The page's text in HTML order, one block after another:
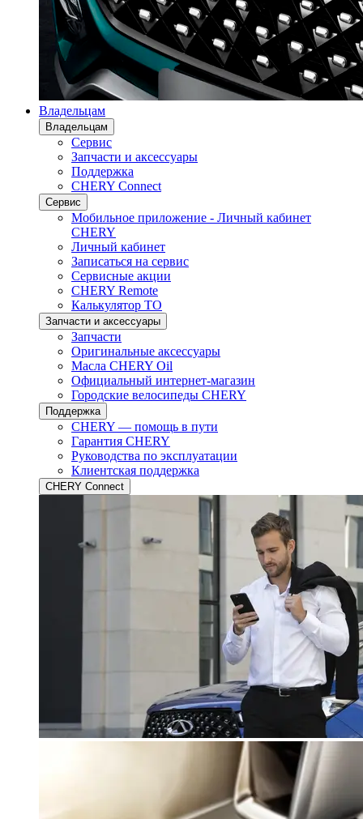
Владельцам
Владельцам
Сервис
Запчасти и аксессуары
Поддержка
CHERY Connect
Сервис
Мобильное приложение - Личный кабинет
CHERY
Личный кабинет
Записаться на сервис
Сервисные акции
CHERY Remote
Калькулятор ТО
Запчасти и аксессуары
Запчасти
Оригинальные аксессуары
Масла CHERY Oil
Официальный интернет-магазин
Городские велосипеды CHERY
Поддержка
CHERY — помощь в пути
Гарантия CHERY
Руководства по эксплуатации
Клиентская поддержка
CHERY Connect